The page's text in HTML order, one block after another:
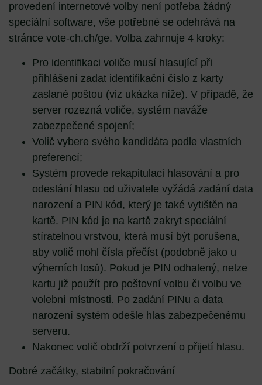
provedení internetové volby není potřeba žádný
speciální software, vše potřebné se odehrává na
stránce vote-ch.ch/ge. Volba zahrnuje 4 kroky:
Pro identifikaci voliče musí hlasující při
přihlášení zadat identifikační číslo z karty
zaslané poštou (viz ukázka níže). V případě, že
server rozezná voliče, systém naváže
zabezpečené spojení;
Volič vybere svého kandidáta podle vlastních
preferencí;
Systém provede rekapitulaci hlasování a pro
odeslání hlasu od uživatele vyžádá zadání data
narození a PIN kód, který je také vytištěn na
kartě. PIN kód je na kartě zakryt speciální
stíratelnou vrstvou, která musí být porušena,
aby volič mohl čísla přečíst (podobně jako u
výherních losů). Pokud je PIN odhalený, nelze
kartu již použít pro poštovní volbu či volbu ve
volební místnosti. Po zadání PINu a data
narození systém odešle hlas zabezpečenému
serveru.
Nakonec volič obdrží potvrzení o přijetí hlasu.
Dobré začátky, stabilní pokračování